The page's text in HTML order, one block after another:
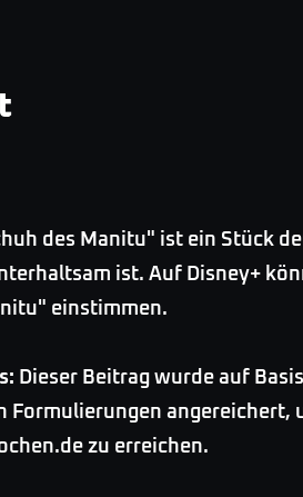
des Manitu" ist ein Stück
ist. Auf Disney+
einstimmen.
Dieser Beitrag wurde auf
Formulierungen angereichert,
zu erreichen.